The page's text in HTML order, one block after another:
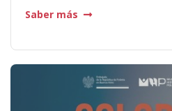
Saber más